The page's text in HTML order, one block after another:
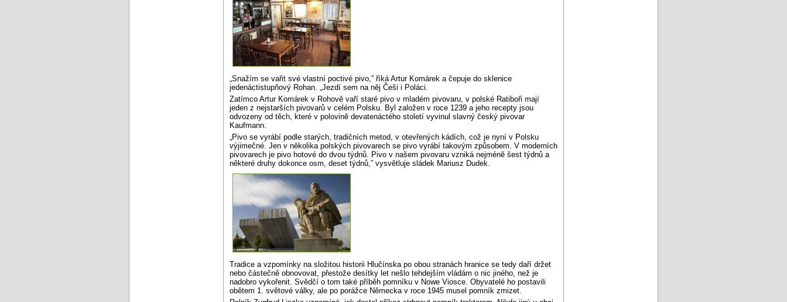
„Snažím se vařit své vlastní poctivé pivo,” říká Artur Komárek a čepuje do sklenice
jedenáctistupňový Rohan. „Jezdí sem na něj Češi i Poláci.
Zatímco Artur Komárek v Rohově vaří staré pivo v mladém pivovaru, v polské Ratiboři mají
jeden z nejstarších pivovarů v celém Polsku. Byl založen v roce 1239 a jeho recepty jsou
odvozeny od těch, které v polovině devatenáctého století vyvinul slavný český pivovar
Kaufmann.
„Pivo se vyrábí podle starých, tradičních metod, v otevřených kádích, což je nyní v Polsku
výjimečné. Jen v několika polských pivovarech se pivo vyrábí takovým způsobem. V moderních
pivovarech je pivo hotové do dvou týdnů. Pivo v našem pivovaru vzniká nejméně šest týdnů a
některé druhy dokonce osm, deset týdnů,” vysvětluje sládek Mariusz Dudek.
Tradice a vzpomínky na složitou historii Hlučínska po obou stranách hranice se tedy daří držet
nebo částečně obnovovat, přestože desítky let nešlo tehdejším vládám o nic jiného, než je
nadobro vykořenit. Svědčí o tom také příběh pomníku v Nowe Viosce. Obyvatelé ho postavili
obětem 1. světové války, ale po porážce Německa v roce 1945 musel pomník zmizet.